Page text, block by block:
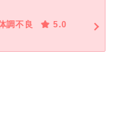
調不良
5.0